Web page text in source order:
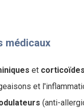
médicaux
et corticoïdes
et
(anti-